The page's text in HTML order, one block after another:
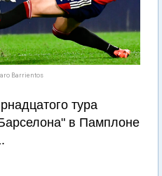
Barrientos
тура
в Памплоне